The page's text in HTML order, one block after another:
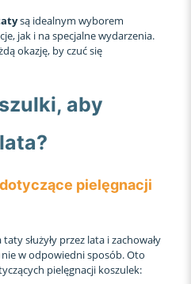
są idealnym wyborem
jak i na specjalne wydarzenia.
okazję, by czuć się
aby
pielęgnacji
służyły przez lata i zachowały
w odpowiedni sposób. Oto
pielęgnacji koszulek: